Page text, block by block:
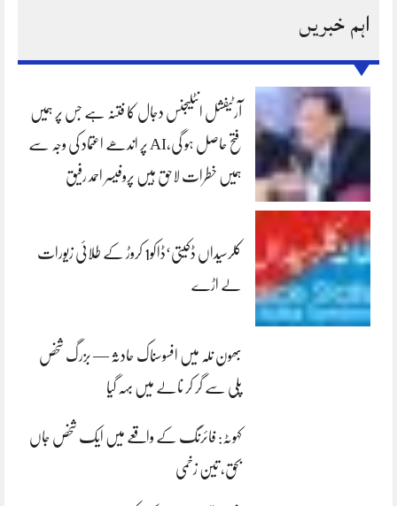
اہم خبریں
آرٹیفشل انٹلیجنس دجال کا فتنہ ہے جس پر ہمیں
فتح حاصل ہو گی،AI پر اندھے اعتماد کی وجہ سے
ہمیں خطرات لاحق ہیں پروفیسر احمد رفیق
کلرسیداں ڈکیتی‘ڈاکو1 کروڑ کے طلائی زیورات
لے اڑے
بھون نلہ میں افسوسناک حادثہ — بزرگ شخص
پلی سے گر کر نالے میں بہہ گیا
کہوٹہ: فائرنگ کے واقعے میں ایک شخص جاں
بحق، تین زخمی